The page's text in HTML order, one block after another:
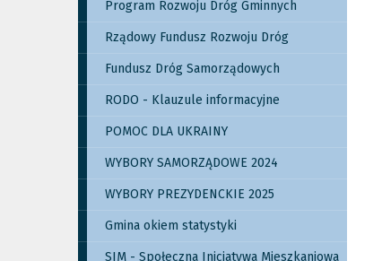
Program Rozwoju Dróg Gminnych
Rządowy Fundusz Rozwoju Dróg
Fundusz Dróg Samorządowych
RODO - Klauzule informacyjne
POMOC DLA UKRAINY
WYBORY SAMORZĄDOWE 2024
WYBORY PREZYDENCKIE 2025
Gmina okiem statystyki
SIM - Społeczna Inicjatywa Mieszkaniowa